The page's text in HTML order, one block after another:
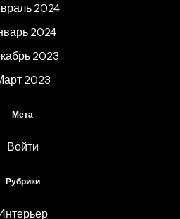
2024
2024
2023
2023
Мета
Войти
Рубрики